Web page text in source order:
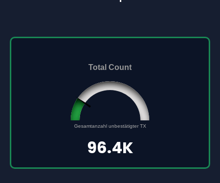
Total Count
Gesamtanzahl unbestätigter TX
0 500000
96.4K